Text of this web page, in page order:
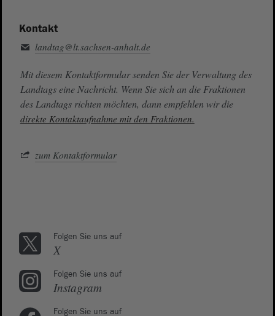
Kontakt
landtag@lt.sachsen-anhalt.de
Mit diesem Kontaktformular senden Sie der Verwaltung des
Landtags eine Nachricht. Wenn Sie sich an die Fraktionen
des Landtags richten möchten, dann empfehlen wir die
direkte Kontaktaufnahme mit den Fraktionen.
zum Kontaktformular
Folgen Sie uns auf
X
Folgen Sie uns auf
Instagram
Folgen Sie uns auf